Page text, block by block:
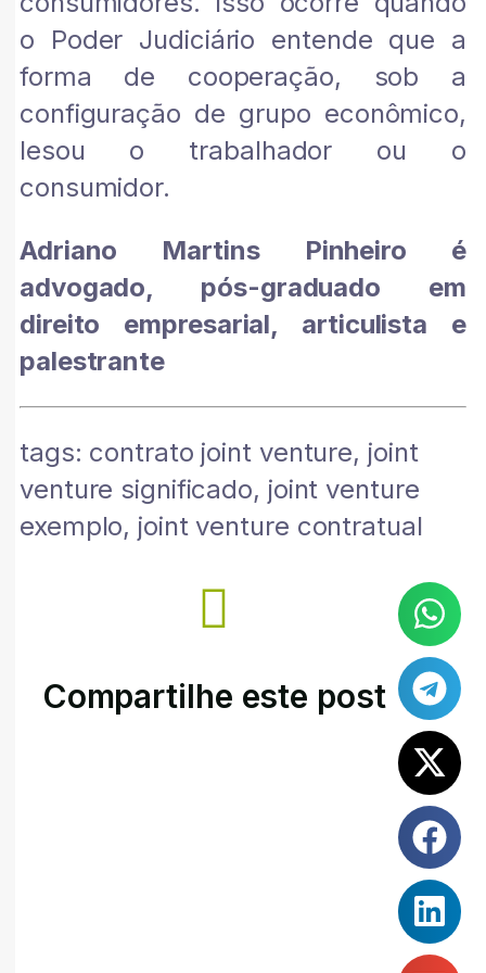
o Poder Judiciário entende que a
forma de cooperação, sob a
configuração de grupo econômico,
lesou o trabalhador ou o
consumidor.
Adriano Martins Pinheiro é
advogado, pós-graduado em
direito empresarial, articulista e
palestrante
tags: contrato joint venture, joint
venture significado, joint venture
exemplo, joint venture contratual
Compartilhe este post